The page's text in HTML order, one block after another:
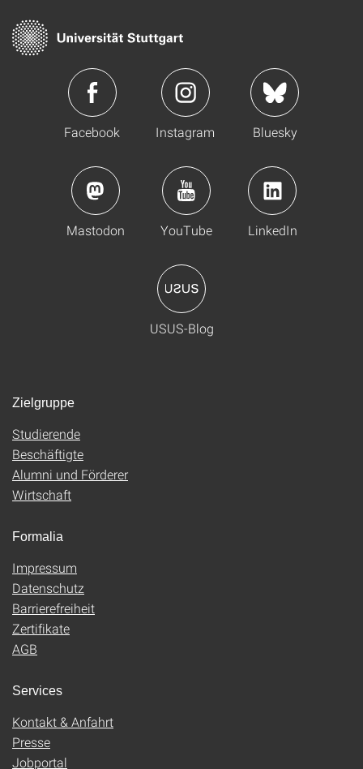
Facebook Instagram Bluesky
Mastodon YouTube LinkedIn
USUS-Blog
Zielgruppe
Studierende
Beschäftigte
Alumni und Förderer
Wirtschaft
Formalia
Impressum
Datenschutz
Barrierefreiheit
Zertifikate
AGB
Services
Kontakt & Anfahrt
Presse
Jobportal